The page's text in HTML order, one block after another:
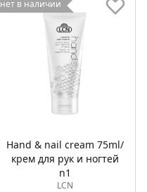
нет в наличии
Hand & nail cream 75ml/
крем для рук и ногтей
n1
LCN